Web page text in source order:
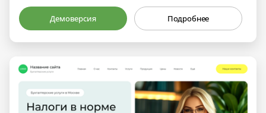
Демоверсия Подробнее